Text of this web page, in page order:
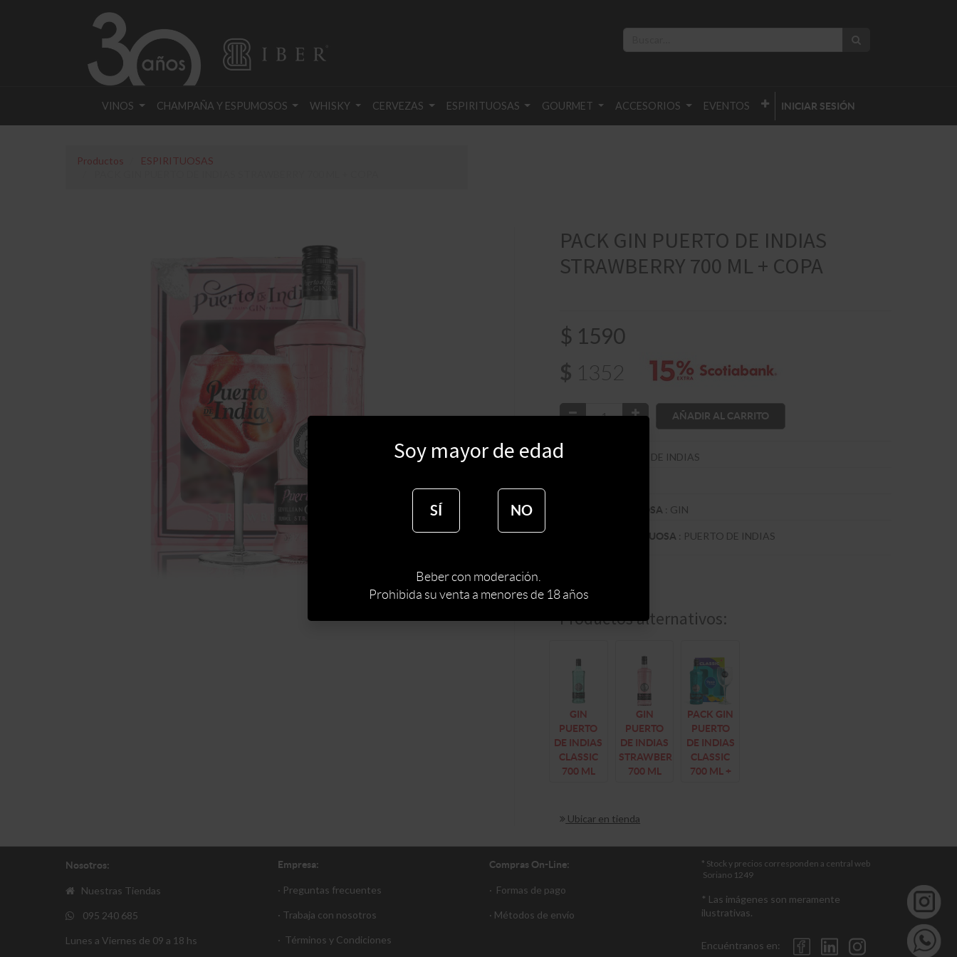
VINOS CHAMPAÑA Y ESPUMOSOS WHISKY CERVEZAS ESPIRITUOSAS GOURMET ACCESORIOS EVENTOS INICIAR SESIÓN
Productos
ESPIRITUOSAS
PACK GIN PUERTO DE INDIAS
STRAWBERRY 700 ML + COPA
$ 1590
$ 1352
AÑADIR AL CARRITO
BODEGA PUERTO DE INDIAS
TIPO DE ESPIRITUOSA : GIN
MARCA DE ESPIRITUOSA : PUERTO DE INDIAS
Productos alternativos:
GIN
PUERTO
DE INDIAS
CLASSIC
700 ML
GIN
PUERTO
DE INDIAS
STRAWBERRY
700 ML
PACK GIN
PUERTO
DE INDIAS
CLASSIC
700 ML +
Ubicar en tienda
Nosotros:
Nuestras Tiendas
095 240 685
Lunes a Viernes de 09 a 18 hs
Empresa:
· Preguntas frecuentes
· Trabaja con nosotros
· Términos y Condiciones
Compras On-Line:
· Formas de pago
· Métodos de envío
* Stock y precios corresponden a central web
Soriano 1249
* Las imágenes son meramente
ilustrativas.
Encuéntranos en:
Soy mayor de edad
SÍ NO
Beber con moderación.
Prohibida su venta a menores de 18 años